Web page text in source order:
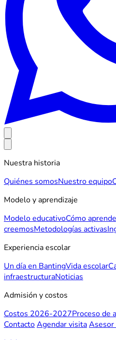
Nuestra historia
Quiénes somosNuestro equipo
Modelo y aprendizaje
Modelo educativoCómo
creemosMetodologías activas
Experiencia escolar
Un día en BantingVida escolar
infraestructuraNoticias
Admisión y costos
Costos 2026-2027Proceso de
ContactoAgendar visita